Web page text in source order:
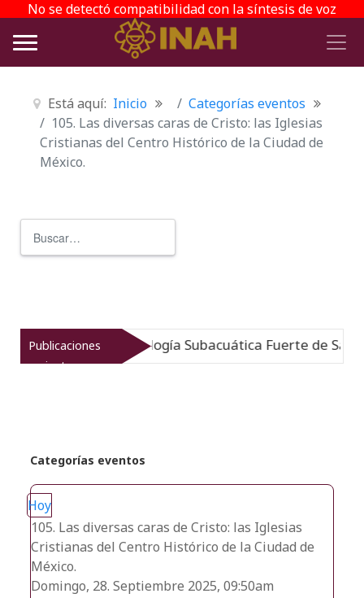
No se detectó compatibilidad con la síntesis de voz
Está aquí: Inicio
Categorías eventos
105. Las diversas caras de Cristo: las Iglesias
Cristianas del Centro Histórico de la Ciudad de
México.
Publicaciones
recientes
Museo de Arqueología Subacuática Fuerte de San José
Categorías eventos
Hoy
105. Las diversas caras de Cristo: las Iglesias
Cristianas del Centro Histórico de la Ciudad de
México.
Domingo, 28. Septiembre 2025, 09:50am